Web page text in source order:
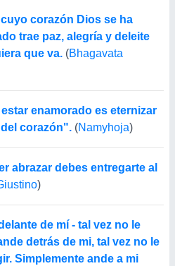
corazón Dios se ha
trae paz, alegría y deleite
que va. (Bhagavata
enamorado es eternizar
del corazón". (Namyhoja)
abrazar debes entregarte al
)
de mí - tal vez no le
detrás de mi, tal vez no le
Simplemente ande a mi